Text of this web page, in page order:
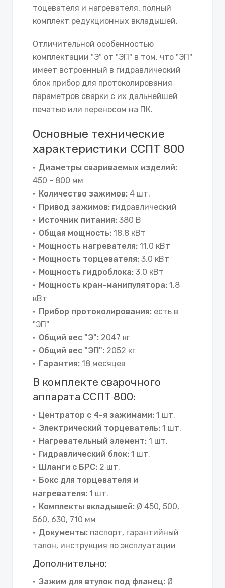
тоцевателя и нагревателя, полный
комплект редукционных вкладышей.
Отличительной особенностью
комплектации "Э" от "ЭП" в том, что "ЭП"
имеет встроенный в гидравлический
блок прибор для протоколирования
параметров сварки с их дальнейшей
печатью или переносом на ПК.
Основные технические
характеристики ССПТ 800
Диаметры свариваемых изделий:
450 - 800 мм
Количество зажимов: 4 шт.
Привод зажимов: гидравлический
Источник питания: 380 В
Общая мощность: 18.8 кВт
Мощность нагревателя: 11.0 кВт
Мощность торцевателя: 3.0 кВт
Мощность гидроблока: 3.0 кВт
Мощность кран-манипулятора: 1.8
кВт
Прибор протоколирования: есть в
"ЭП"
Общий вес "Э": 2047 кг
Общий вес "ЭП": 2052 кг
Гарантия: 18 месяцев
В комплекте сварочного
аппарата ССПТ 800:
Центратор с 4-я зажимами: 1 шт.
Электрический торцеватель: 1 шт.
Нагревательный элемент: 1 шт.
Гидравлический блок: 1 шт.
Шланги с БРС: 2 шт.
Бокс для торцевателя и
нагревателя: 1 шт.
Комплекты вкладышей: Ø 450, 500,
560, 630, 710 мм
Документы: паспорт, гарантийный
талон, инструкция по эксплуатации
Дополнительно:
Зажим для втулок под фланец: Ø